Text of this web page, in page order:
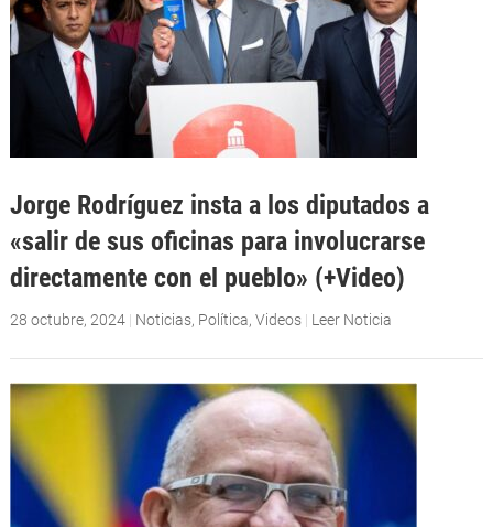
Jorge Rodríguez insta a los diputados a
«salir de sus oficinas para involucrarse
directamente con el pueblo» (+Video)
28 octubre, 2024| Noticias, Política, Videos | Leer Noticia